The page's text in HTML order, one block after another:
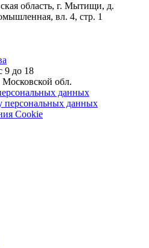
область, г. Мытищи, д.
вл. 4, стр. 1
9 до 18
обл.
данных
персональных данных
Cookie